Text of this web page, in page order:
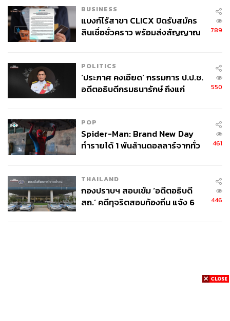
BUSINESS
แบงก์ไร้สาขา CLICX ปิดรับสมัคร
สินเชื่อชั่วคราว พร้อมส่งสัญญาณ
789
POLITICS
‘ประภาศ คงเอียด’ กรรมการ ป.ป.ช.
อดีตอธิบดีกรมธนารักษ์ ถึงแก่
550
POP
Spider-Man: Brand New Day
ทำรายได้ 1 พันล้านดอลลาร์จากทั่ว
461
THAILAND
กองปราบฯ สอบเข้ม ‘อดีตอธิบดี
สถ.’ คดีทุจริตสอบท้องถิ่น แจ้ง 6
446